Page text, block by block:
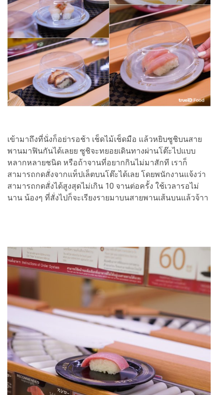
เข้ามาถึงที่นั่งก็อย่ารอช้า เช็ดไม้เช็ดมือ แล้วหยิบซูชิบนสาย
พานมาฟินกันได้เลยย ซูชิจะทยอยเดินทางผ่านโต๊ะไปแบบ
หลากหลายชนิด หรือถ้าจานที่อยากกินไม่มาสักที เราก็
สามารถกดสั่งจากแท็ปเล็ตบนโต๊ะได้เลย โดยพนักงานแจ้งว่า
สามารถกดสั่งได้สูงสุดไม่เกิน 10 จานต่อครั้ง ใช้เวลารอไม่
นาน น้องๆ ที่สั่งไปก็จะเรียงรายมาบนสายพานเส้นบนแล้วจ้าา